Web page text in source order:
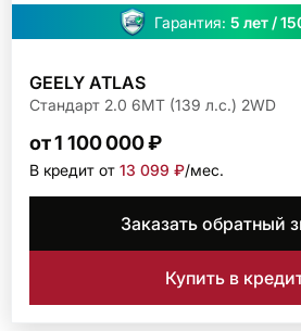
Гарантия: 5 лет /
GEELY ATLAS
Стандарт 2.0 6МТ (139 л.с.) 2WD
от 1 100 000 ₽
В кредит от 13 099 ₽/мec.
Заказать обратный
Купить в